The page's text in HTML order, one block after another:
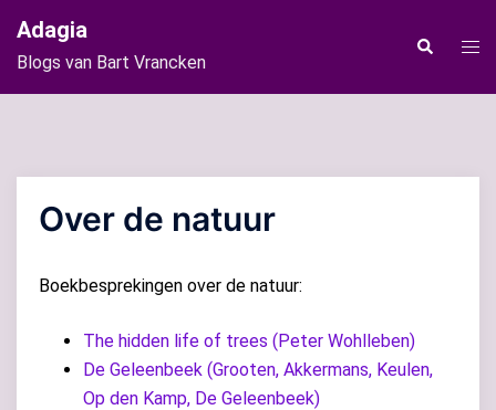
naar
de
inhoud
Adagia
Blogs van Bart Vrancken
Zoeken
Over de natuur
Boekbesprekingen over de natuur:
The hidden life of trees (Peter Wohlleben)
De Geleenbeek (Grooten, Akkermans, Keulen,
Op den Kamp, De Geleenbeek)